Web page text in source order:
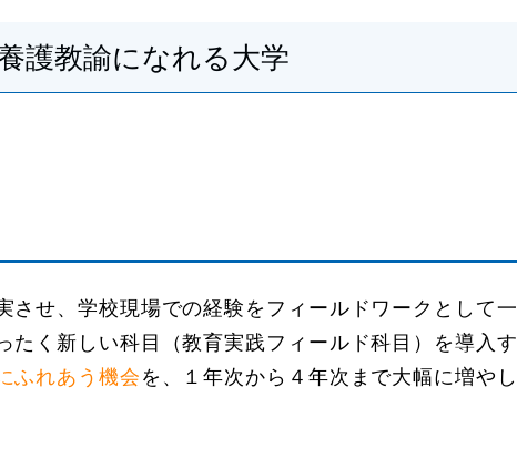
護教諭になれる大学
させ、学校現場での経験をフィールドワークとして一
たく新しい科目（教育実践フィールド科目）を導入す
ふれあう機会を、１年次から４年次まで大幅に増やし